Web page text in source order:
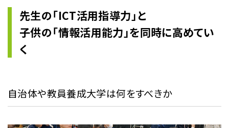
先生の「ICT活用指導力」と
子供の「情報活用能力」を同時に高めてい
く
自治体や教員養成大学は何をすべきか